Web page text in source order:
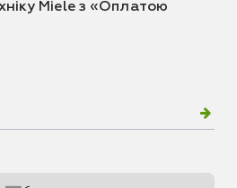
Miele з «Оплатою